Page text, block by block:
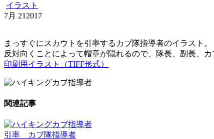
イラスト
7月 21 2017
まっすぐにスカウトを引率するカブ隊指導者のイラスト。
反対向くことによって帽章が隠れるので、隊長、副長、
印刷用イラスト（TIFF形式）
関連記事
引率 カブ隊指導者